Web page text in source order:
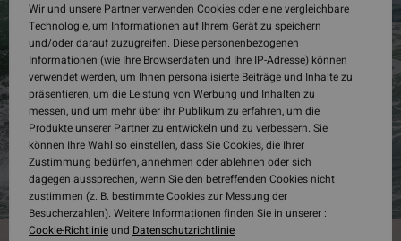
Herren
Jetzt Shoppen
Wir und unsere Partner verwenden Cookies oder eine vergleichbare
Technologie, um Informationen auf Ihrem Gerät zu speichern
und/oder darauf zuzugreifen. Diese personenbezogenen
Informationen (wie Ihre Browserdaten und Ihre IP-Adresse) können
verwendet werden, um Ihnen personalisierte Beiträge und Inhalte zu
präsentieren, um die Leistung von Werbung und Inhalten zu
messen, und um mehr über ihr Publikum zu erfahren, um die
Produkte unserer Partner zu entwickeln und zu verbessern. Sie
können Ihre Wahl so einstellen, dass Sie Cookies, die Ihrer
Zustimmung bedürfen, annehmen oder ablehnen oder sich
dagegen aussprechen, wenn Sie den betreffenden Cookies nicht
zustimmen (z. B. bestimmte Cookies zur Messung der
Besucherzahlen). Weitere Informationen finden Sie in unserer :
Cookie-Richtlinieund Datenschutzrichtlinie